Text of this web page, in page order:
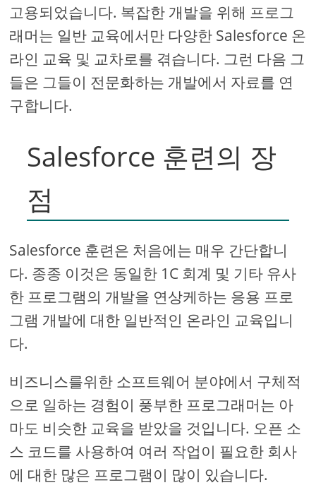
고용되었습니다. 복잡한 개발을 위해 프로그
래머는 일반 교육에서만 다양한 Salesforce 온
라인 교육 및 교차로를 겪습니다. 그런 다음 그
들은 그들이 전문화하는 개발에서 자료를 연
구합니다.
Salesforce 훈련의 장
점
Salesforce 훈련은 처음에는 매우 간단합니
다. 종종 이것은 동일한 1C 회계 및 기타 유사
한 프로그램의 개발을 연상케하는 응용 프로
그램 개발에 대한 일반적인 온라인 교육입니
다.
비즈니스를위한 소프트웨어 분야에서 구체적
으로 일하는 경험이 풍부한 프로그래머는 아
마도 비슷한 교육을 받았을 것입니다. 오픈 소
스 코드를 사용하여 여러 작업이 필요한 회사
에 대한 많은 프로그램이 많이 있습니다.